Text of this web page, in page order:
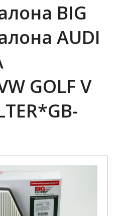
BIG
AUDI
GOLF V